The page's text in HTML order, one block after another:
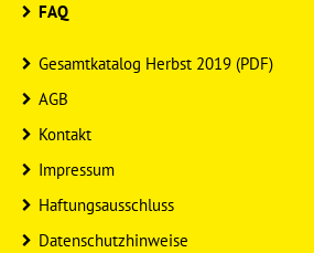
FAQ
Gesamtkatalog Herbst 2019 (PDF)
AGB
Kontakt
Impressum
Haftungsausschluss
Datenschutzhinweise